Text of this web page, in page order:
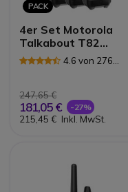
PACK
4er Set Motorola
Talkabout T82
Extreme + 4
Ladestationen
4.6 von 276
247,65 €
181,05 € -27%
215,45 € Inkl. MwSt.